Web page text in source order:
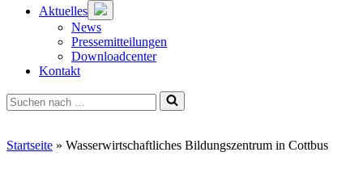
Aktuelles
Untermenü
öffnen
News
Pressemitteilungen
Downloadcenter
Kontakt
Suchen
nach …
Startseite » Wasserwirtschaftliches Bildungszentrum in Cottbus